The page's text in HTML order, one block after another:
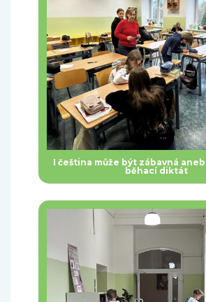
I čeština může být zábavná
běhací diktát